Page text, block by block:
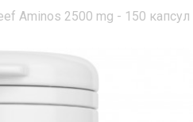
Aminos 2500 mg - 150 капсул